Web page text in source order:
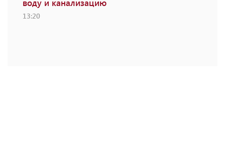
воду и канализацию
13:20